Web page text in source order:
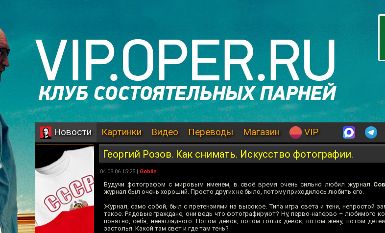
Новости Картинки Видео Переводы Магазин VIP
Георгий Розов. Как снимать. Искусство фотографии.
04.08.06 15:25 | Goblin
Будучи фотографом с мировым именем, в своё время очень сильно любил журнал
журнал был очень хороший. Просто других не было, потому приходилось любить его.
Журнал, само собой, был с претензиями на высокое. Типа игра света и тени, непростой
такое. Рядовые граждане, они ведь что фотографируют? Ну, перво-наперво – любимого
понятно, себя, ненаглядного. Потом девок, потом голых девок, потом жену, потом
застолья. Какой там свет и где там тень?